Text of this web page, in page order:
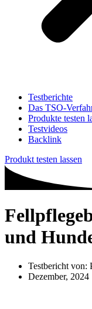
Testberichte
Das TSO-
Produkte testen
Testvideos
Backlink
Produkt testen lassen
und
Testbericht von:
Dezember, 2024